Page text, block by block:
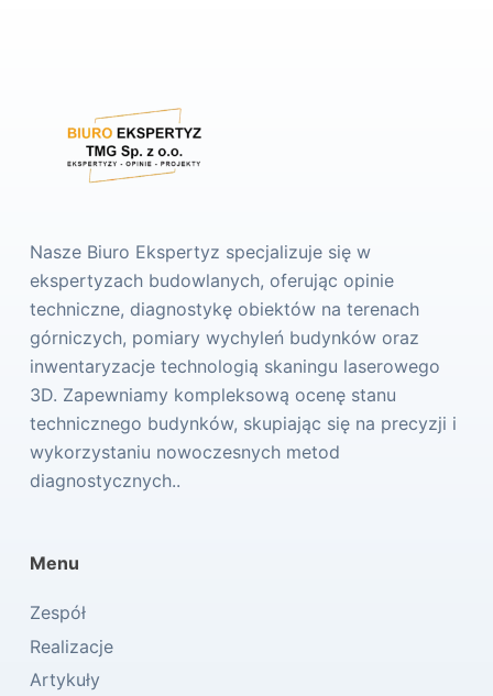
Nasze Biuro Ekspertyz specjalizuje się w
ekspertyzach budowlanych, oferując opinie
techniczne, diagnostykę obiektów na terenach
górniczych, pomiary wychyleń budynków oraz
inwentaryzacje technologią skaningu laserowego
3D. Zapewniamy kompleksową ocenę stanu
technicznego budynków, skupiając się na precyzji i
wykorzystaniu nowoczesnych metod
diagnostycznych..
Menu
Zespół
Realizacje
Artykuły